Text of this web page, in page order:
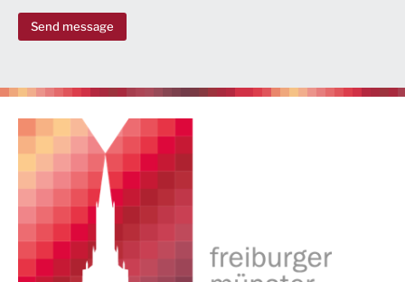
Send message